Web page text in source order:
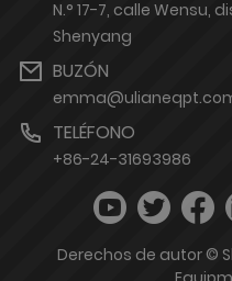
N.° 17-7, calle Wensu,
Shenyang
BUZÓN
TELÉFONO
+86-24-31693986
Derechos de autor ©